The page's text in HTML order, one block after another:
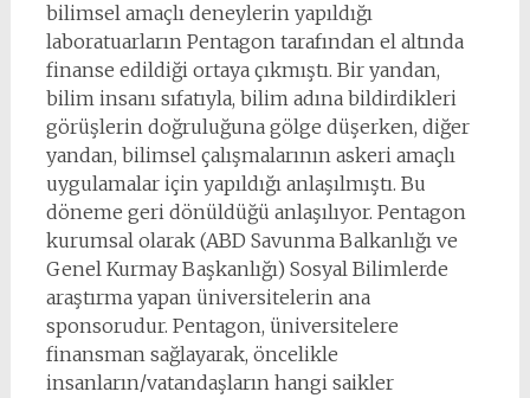
bilimsel amaçlı deneylerin yapıldığı
laboratuarların Pentagon tarafından el altında
finanse edildiği ortaya çıkmıştı. Bir yandan,
bilim insanı sıfatıyla, bilim adına bildirdikleri
görüşlerin doğruluğuna gölge düşerken, diğer
yandan, bilimsel çalışmalarının askeri amaçlı
uygulamalar için yapıldığı anlaşılmıştı. Bu
döneme geri dönüldüğü anlaşılıyor. Pentagon
kurumsal olarak (ABD Savunma Balkanlığı ve
Genel Kurmay Başkanlığı) Sosyal Bilimlerde
araştırma yapan üniversitelerin ana
sponsorudur. Pentagon, üniversitelere
finansman sağlayarak, öncelikle
insanların/vatandaşların hangi saikler